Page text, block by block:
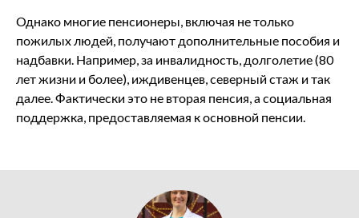
Однако многие пенсионеры, включая не только
пожилых людей, получают дополнительные пособия и
надбавки. Например, за инвалидность, долголетие (80
лет жизни и более), иждивенцев, северный стаж и так
далее. Фактически это не вторая пенсия, а социальная
поддержка, предоставляемая к основной пенсии.